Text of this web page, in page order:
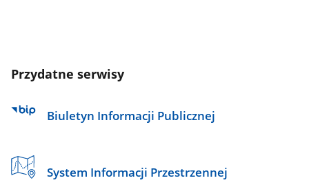
Przydatne serwisy
Biuletyn Informacji Publicznej
System Informacji Przestrzennej